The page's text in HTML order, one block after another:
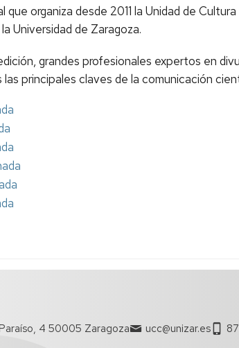
que organiza desde 2011 la Unidad de
Universidad de Zaragoza.
grandes profesionales expertos en
principales claves de la comunicación
4 50005 Zaragoza ucc@unizar.es